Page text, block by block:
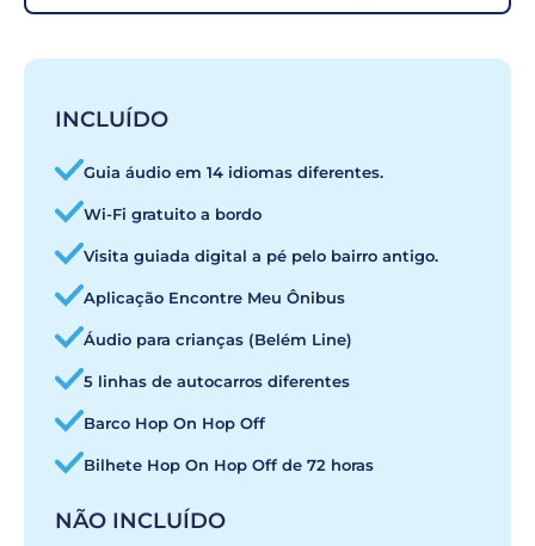
INCLUÍDO
Guia áudio em 14 idiomas diferentes.
Wi-Fi gratuito a bordo
Visita guiada digital a pé pelo bairro antigo.
Aplicação Encontre Meu Ônibus
Áudio para crianças (Belém Line)
5 linhas de autocarros diferentes
Barco Hop On Hop Off
Bilhete Hop On Hop Off de 72 horas
NÃO INCLUÍDO